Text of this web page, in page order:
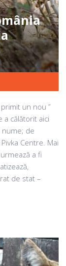
un nou ”
a călătorit aici
nume; de
Centre. Mai
a fi
de stat –